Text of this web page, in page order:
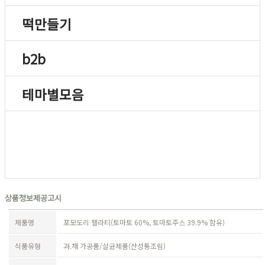
떡만들기
b2b
테마별모음
상품정보제공고시
제품명 포모도리 펠라티(토마토 60%, 토마토주스 39.9% 함유)
식품유형 과.채 가공품/살균제품(산성통조림)